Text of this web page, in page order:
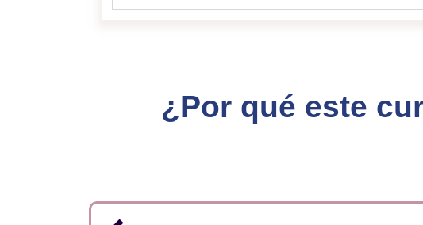
¿Por qué este